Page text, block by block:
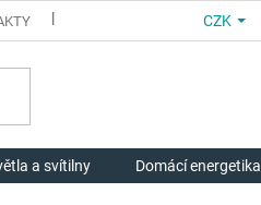
OBCHODNÍ PODMÍNKY
CZK
a svítilny Domácí energetika